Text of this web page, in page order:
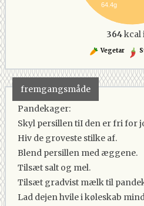
64.4g
364kcal
Vegetar
fremgangsmåde
Pandekager:
Skyl persillen tiI den er fri for
Hiv de groveste stilke af.
Blend persillen med æggene.
Tilsæt salt og mel.
Tilsæt gradvist mælk til
Lad dejen hvile i køleskab